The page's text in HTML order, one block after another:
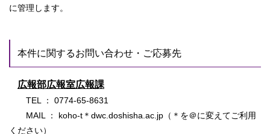
に管理します。
本件に関するお問い合わせ・ご応募先
広報部広報室広報課
TEL ： 0774-65-8631
MAIL ： koho-t＊dwc.doshisha.ac.jp（＊を＠に変えてご利用
ください）